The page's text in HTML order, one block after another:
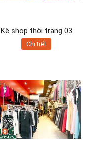
Kệ shop thời trang 03
Chi tiết